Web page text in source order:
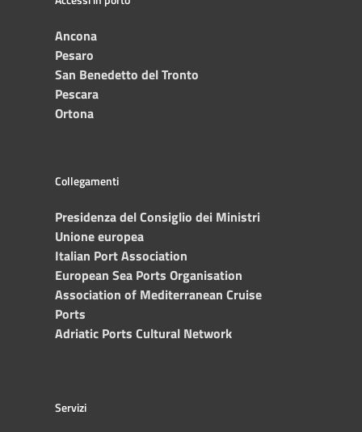
Ancona
Pesaro
San Benedetto del Tronto
Pescara
Ortona
Collegamenti
Presidenza del Consiglio dei Ministri
Unione europea
Italian Port Association
European Sea Ports Organisation
Association of Mediterranean Cruise
Ports
Adriatic Ports Cultural Network
Servizi